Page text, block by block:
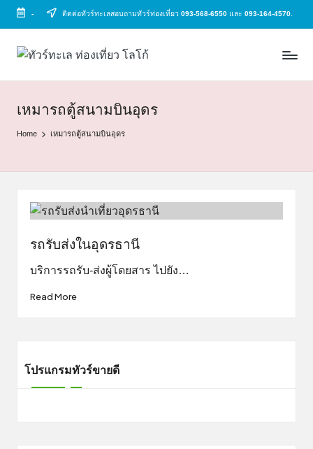
Skip
- ติดต่อทัวร์ทะเลสอบถามทัวร์ท่องเที่ยว093-568-6550 และ093-164-4570
ทั
ว
ร์
ท
เ
ล
ทัวร์
ถูก
|
เที่ยว
ทะเล
เหมารถตู้สนามบินอุดร
Home เหมารถตู้สนามบินอุดร
รถรับส่งในอุดรธานี
บริการรถรับ-ส่งผู้โดยสาร ไปยัง…
Read More
โปรแกรมทัวร์ขายดี